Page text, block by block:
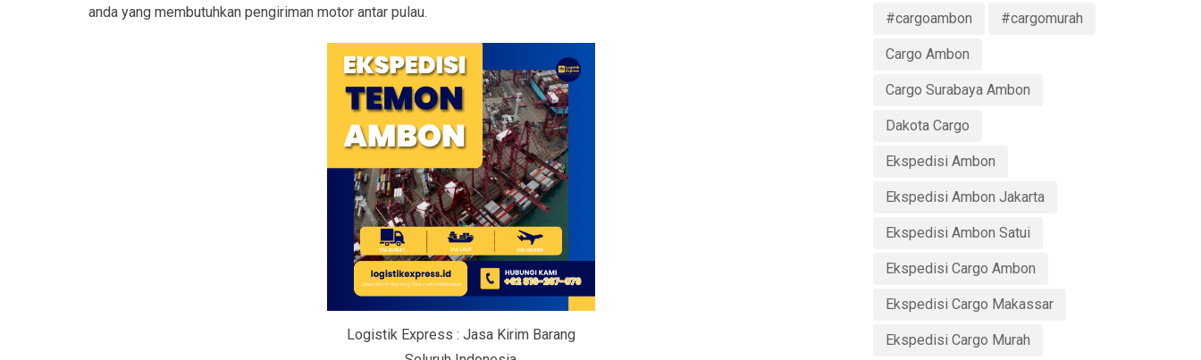
anda yang membutuhkan pengiriman motor antar pulau.
Logistik Express : Jasa Kirim Barang
#cargoambon #cargomurah
Cargo Ambon
Cargo Surabaya Ambon
Dakota Cargo
Ekspedisi Ambon
Ekspedisi Ambon Jakarta
Ekspedisi Ambon Satui
Ekspedisi Cargo Ambon
Ekspedisi Cargo Makassar
Ekspedisi Cargo Murah